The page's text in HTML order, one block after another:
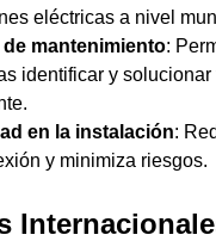
eléctricas a nivel
de mantenimiento:
identificar y solucionar
en la instalación:
y minimiza riesgos.